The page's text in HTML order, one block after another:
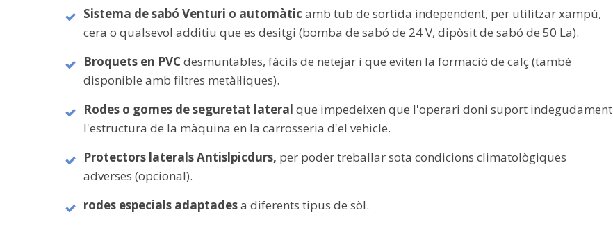
Sistema de sabó Venturi o automàtic amb tub de sortida independent, per utilitzar xampú,
cera o qualsevol additiu que es desitgi (bomba de sabó de 24 V, dipòsit de sabó de 50 La).
Broquets en PVCdesmuntables, fàcils de netejar i que eviten la formació de calç (també
disponible amb filtres metàl·liques).
Rodes o gomes de seguretat lateral que impedeixen que l'operari doni suport indegudament
l'estructura de la màquina en la carrosseria d'el vehicle.
Protectors lateralsAntislpicdurs, per poder treballar sota condicions climatològiques
adverses (opcional).
rodes especials adaptadesa diferents tipus de sòl.